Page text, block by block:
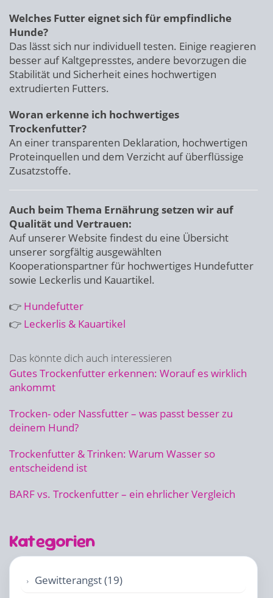
Welches Futter eignet sich für empfindliche
Hunde?
Das lässt sich nur individuell testen. Einige reagieren
besser auf Kaltgepresstes, andere bevorzugen die
Stabilität und Sicherheit eines hochwertigen
extrudierten Futters.
Woran erkenne ich hochwertiges
Trockenfutter?
An einer transparenten Deklaration, hochwertigen
Proteinquellen und dem Verzicht auf überflüssige
Zusatzstoffe.
Auch beim Thema Ernährung setzen wir auf
Qualität und Vertrauen:
Auf unserer Website findest du eine Übersicht
unserer sorgfältig ausgewählten
Kooperationspartner für hochwertiges Hundefutter
sowie Leckerlis und Kauartikel.
👉 Hundefutter
👉 Leckerlis & Kauartikel
Das könnte dich auch interessieren
Gutes Trockenfutter erkennen: Worauf es wirklich
ankommt
Trocken- oder Nassfutter – was passt besser zu
deinem Hund?
Trockenfutter & Trinken: Warum Wasser so
entscheidend ist
BARF vs. Trockenfutter – ein ehrlicher Vergleich
Kategorien
Gewitterangst (19)